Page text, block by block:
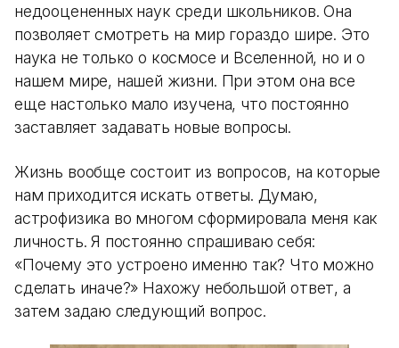
недооцененных наук среди школьников. Она
позволяет смотреть на мир гораздо шире. Это
наука не только о космосе и Вселенной, но и о
нашем мире, нашей жизни. При этом она все
еще настолько мало изучена, что постоянно
заставляет задавать новые вопросы.
Жизнь вообще состоит из вопросов, на которые
нам приходится искать ответы. Думаю,
астрофизика во многом сформировала меня как
личность. Я постоянно спрашиваю себя:
«Почему это устроено именно так? Что можно
сделать иначе?» Нахожу небольшой ответ, а
затем задаю следующий вопрос.